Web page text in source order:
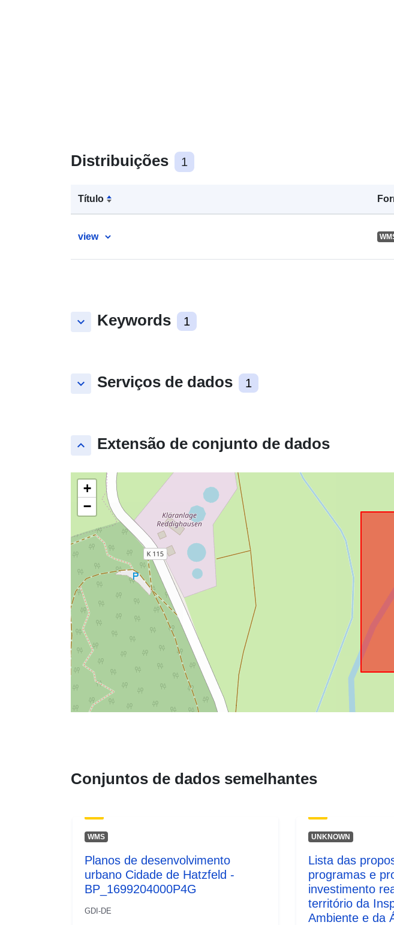
Distribuições 1
Título
view
keyboard_arrow_down Keywords 1
keyboard_arrow_down Serviços de dados 1
keyboard_arrow_up Extensão de conjunto de dados
+
−
Conjuntos de dados semelhantes
WMS
Planos de desenvolvimento
urbano Cidade de Hatzfeld -
BP_1699204000P4G
GDI-DE
UNKNOWN
Lista das
programas e
investimento
território da
Ambiente e da